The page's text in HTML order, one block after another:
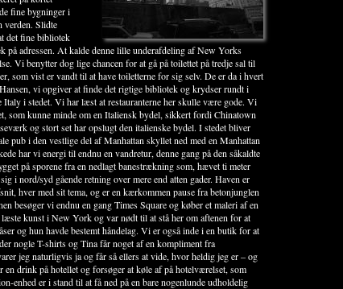
fine bygninger i
verden. Slidte
det fine bibliotek
adressen. At kalde denne lille underafdeling af New Yorks
Vi benytter dog lige chancen for at gå på toilettet på tredje sal til
som vist er vandt til at have toiletterne for sig selv. De er da i hvert
vi opgiver at finde det rigtige bibliotek og krydser rundt i
i stedet. Vi har læst at restauranterne her skulle være gode. Vi
som kunne minde om en Italiensk bydel, sikkert fordi Chinatown
og stort set har opslugt den italienske bydel. I stedet bliver
pub i den vestlige del af Manhattan skyllet ned med en Manhattan
har vi energi til endnu en vandretur, denne gang på den såkaldte
på sporene fra en nedlagt banestrækning som, hævet ti meter
i nord/syd gående retning over mere end atten gader. Haven er
hver med sit tema, og er en kærkommen pause fra betonjunglen
besøger vi endnu en gang Times Square og køber et maleri af en
kunst i New York og var nødt til at stå her om aftenen for at
og hun havde bestemt håndelag. Vi er også inde i en butik for at
nogle T-shirts og Tina får noget af en kompliment fra
jeg naturligvis ja og får så ellers at vide, hvor heldig jeg er – og
drink på hotellet og forsøger at køle af på hotelværelset, som
enhed er i stand til at få ned på en bare nogenlunde udholdelig